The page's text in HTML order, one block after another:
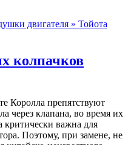
двигателя » Тойота
колпачков
Королла препятствуют
через клапана, во время их
критически важна для
Поэтому, при замене, не